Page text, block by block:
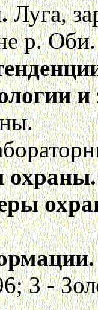
Луга,
р. Оби.
и
охраны.
3 -